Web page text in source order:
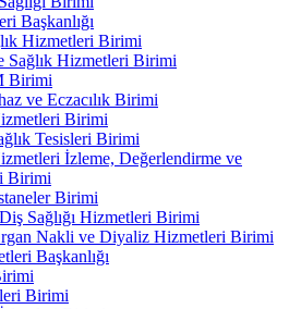
Başkanlığı
Hizmetleri Birimi
Sağlık Hizmetleri Birimi
Birimi
ve Eczacılık Birimi
Birimi
Tesisleri Birimi
İzleme, Değerlendirme ve
Birimi
Birimi
Sağlığı Hizmetleri Birimi
Nakli ve Diyaliz Hizmetleri Birimi
Başkanlığı
Birimi